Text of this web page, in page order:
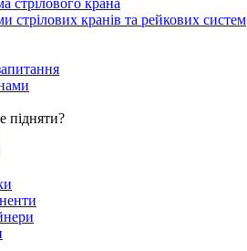
стрілового крана
стрілових кранів та рейкових систем
підняти?